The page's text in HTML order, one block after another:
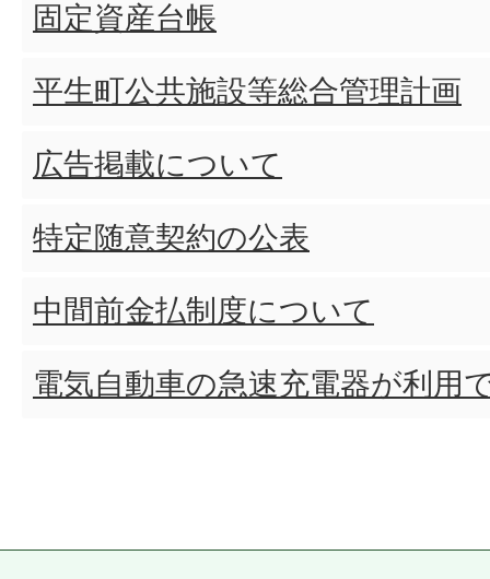
固定資産台帳
平生町公共施設等総合管理計画
広告掲載について
特定随意契約の公表
中間前金払制度について
電気自動車の急速充電器が利用